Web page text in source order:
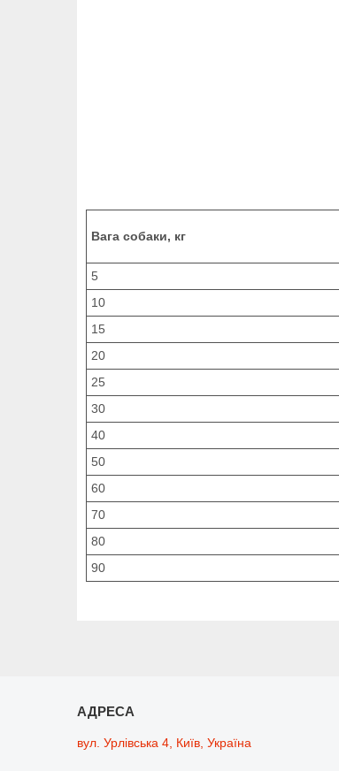
Вага собаки, кг
5
10
15
20
25
30
40
50
60
70
80
90
вул. Урлівська 4, Київ, Україна